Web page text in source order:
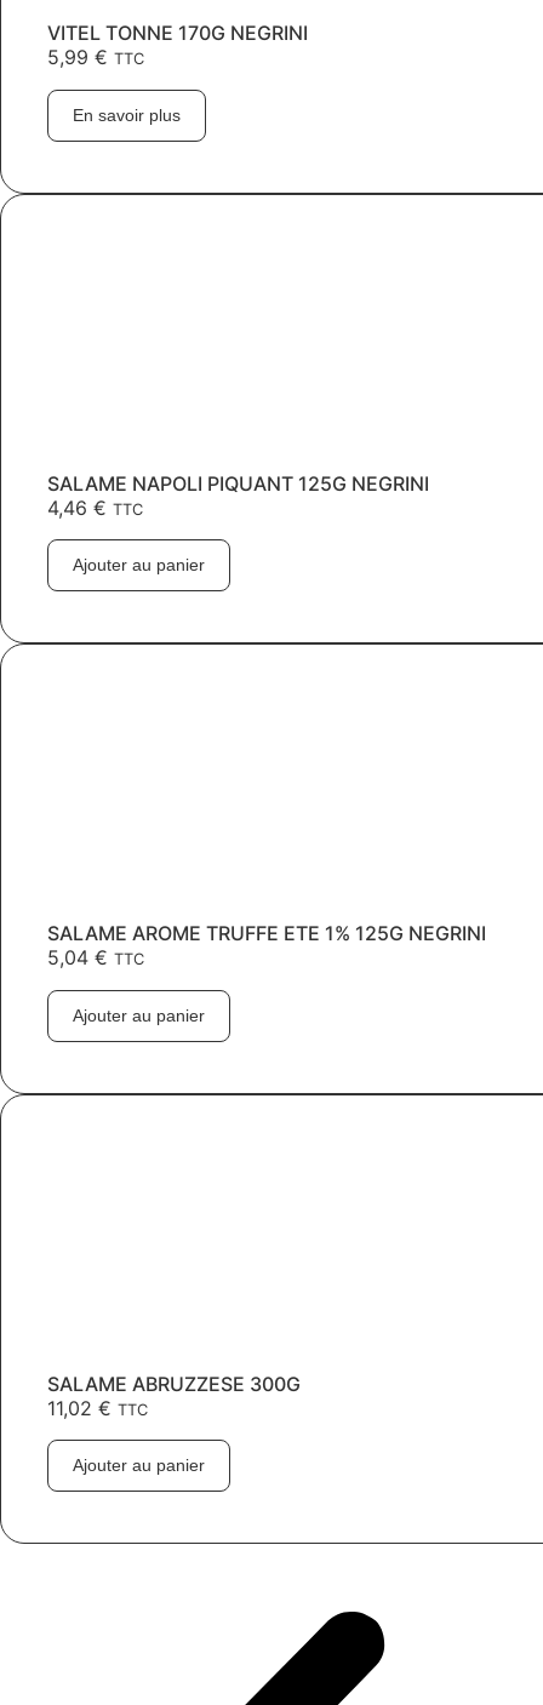
VITEL TONNE 170G NEGRINI
5,99 € TTC
En savoir plus
SALAME NAPOLI PIQUANT 125G NEGRINI
4,46 € TTC
Ajouter au panier
SALAME AROME TRUFFE ETE 1% 125G NEGRINI
5,04 € TTC
Ajouter au panier
SALAME ABRUZZESE 300G
11,02 € TTC
Ajouter au panier